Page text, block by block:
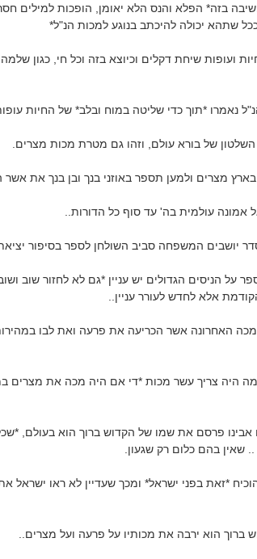
בזה* הפלא והנס הלא יאומן, הופכות למילים
שתהא יכולה להיכתב בנוגע למכות הנ"ל*
ועופות שיחת דקלים וכיוצא בזה וכל חי, כגון שלמה
נאמרו *תוך כדי שליטה במוח ובלב* של החיות
של בורא עולם, וזהו גם מטרת מכות מצרים.
מצרים ולמען תספר באוזני בנך ובן בנך את
אמונה עולמית בה' עד סוף כל הדורות..
יושבים המשפחה סביב השולחן לספר בסיפור
על הניסים הגדולים יש עניין *גם לא לחזור שוב
אלא לחדש לעורר עניין..
האחרונה אשר הכריעה את פרעה ואת לבו
היה צריך עשר מכות *די אם היה מכה את מצרים
פרסם את שמו של הקדוש ברוך הוא בעולם,
שאין בהם כלום רק שגעון.
*זאת בפני ישראל* ומכך שעדיין לא ראו ישראל
ברוך הוא ירבה את מכותיו על פרעה ועל מצרים..